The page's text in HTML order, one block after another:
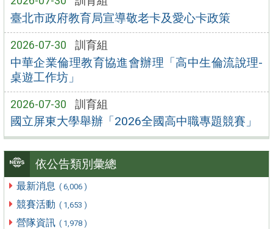
臺北市政府教育局宣導敬老卡及愛心卡政策
2026-07-30 訓育組
中華企業倫理教育協進會辦理「高中生倫流說理-
桌遊工作坊」
2026-07-30 訓育組
國立屏東大學舉辦「2026全國高中職專題競賽」
依公告類別彙總
最新消息 ( 6,006 )
競賽活動 ( 1,653 )
營隊資訊 ( 1,978 )